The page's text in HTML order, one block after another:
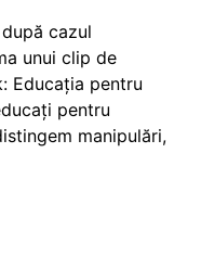
cazul
unui clip de
Educația pentru
pentru
manipulări,